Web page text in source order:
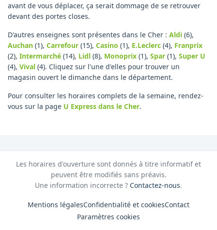
avant de vous déplacer, ça serait dommage de se retrouver
devant des portes closes.
D'autres enseignes sont présentes dans le Cher : Aldi (6),
Auchan (1), Carrefour (15), Casino (1), E.Leclerc (4), Franprix
(2), Intermarché (14), Lidl (8), Monoprix (1), Spar (1), Super U
(4), Vival (4). Cliquez sur l'une d'elles pour trouver un
magasin ouvert le dimanche dans le département.
Pour consulter les horaires complets de la semaine, rendez-
vous sur la page U Express dans le Cher.
Les horaires d'ouverture sont donnés à titre informatif et
peuvent être modifiés sans préavis.
Une information incorrecte ? Contactez-nous.
Mentions légalesConfidentialité et cookiesContact
Paramètres cookies